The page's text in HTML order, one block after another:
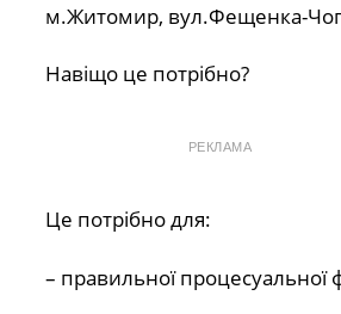
м.Житомир, вул.Фещенка-
Навіщо це потрібно?
РЕКЛАМА
Це потрібно для:
– правильної процесуальної